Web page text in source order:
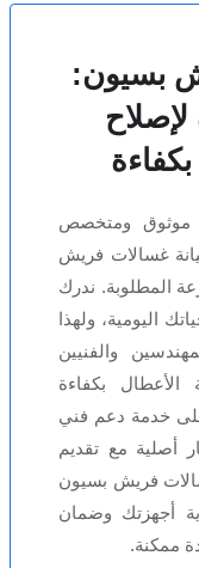
بسيون:
لإصلاح
بكفاءة
موثوق ومتخصص
غسالات فريش
المطلوبة. ندرك
اليومية، ولهذا
والفنيين
الأعطال بكفاءة
خدمة دعم فني
أصلية مع تقديم
فريش بسيون
أجهزتك وضمان
ممكنة.